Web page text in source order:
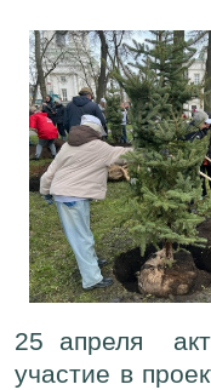
25 апреля
участие в